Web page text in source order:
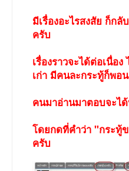
มีเรื่องอะไรสงสัย ก็ก
ครับ
เรื่องราวจะได้ต่อเนื่อ
เก่า มีคนละกระทู้ก็พอ
คนมาอ่านมาตอบจะไ
โดยกดที่คำว่า "กระทู้
ครับ